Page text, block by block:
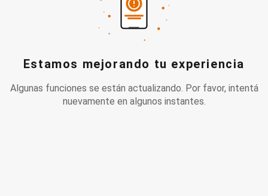
Estamos mejorando tu experiencia
Algunas funciones se están actualizando. Por favor, intentá
nuevamente en algunos instantes.